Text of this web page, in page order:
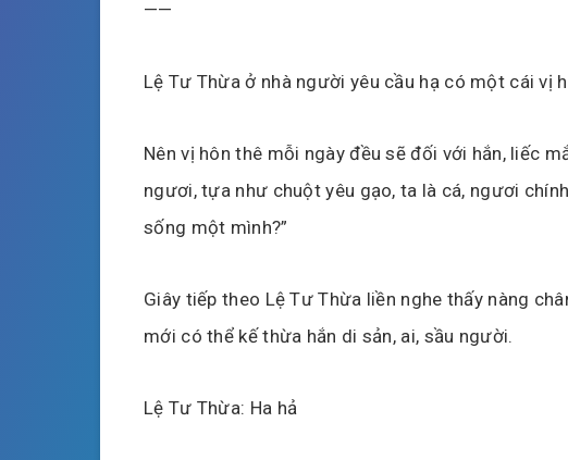
——
Lệ Tư Thừa ở nhà người yêu cầu hạ có một cái vị
Nên vị hôn thê mỗi ngày đều sẽ đối với hắn, liếc
ngươi, tựa như chuột yêu gạo, ta là cá, ngươi
sống một mình?”
Giây tiếp theo Lệ Tư Thừa liền nghe thấy nàng
mới có thể kế thừa hắn di sản, ai, sầu người.
Lệ Tư Thừa: Ha hả